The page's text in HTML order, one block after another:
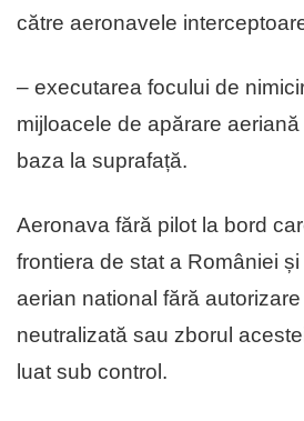
către aeronavele
– executarea focului de
mijloacele de apărare aeriană
baza la suprafață.
Aeronava fără pilot la bord
frontiera de stat a României
aerian national fără
neutralizată sau zborul
luat sub control.